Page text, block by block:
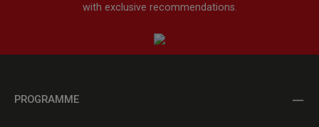
with exclusive recommendations.
PROGRAMME